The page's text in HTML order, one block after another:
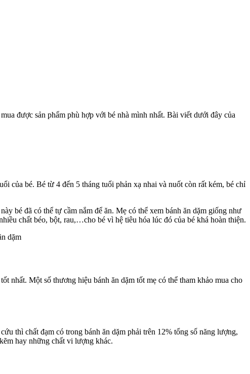
được sản phẩm phù hợp với bé nhà mình nhất. Bài viết dưới đây của
của bé. Bé từ 4 đến 5 tháng tuổi phản xạ nhai và nuốt còn rất kém, bé chỉ
bé đã có thể tự cầm nắm để ăn. Mẹ có thể xem bánh ăn dặm giống như
chất béo, bột, rau,…cho bé vì hệ tiêu hóa lúc đó của bé khá hoàn thiện.
nhất. Một số thương hiệu bánh ăn dặm tốt mẹ có thể tham khảo mua cho
thì chất đạm có trong bánh ăn dặm phải trên 12% tổng số năng lượng,
hay những chất vi lượng khác.